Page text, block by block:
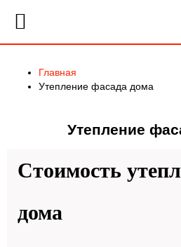
Главная
Утепление фасада дома
Утепление
Стоимость
дома